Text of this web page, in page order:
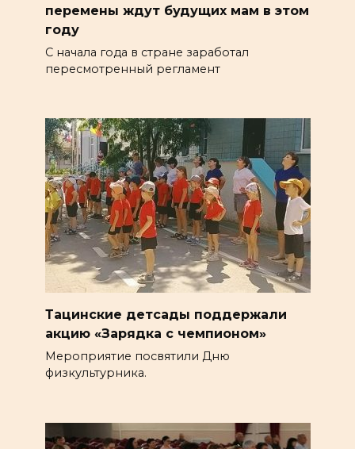
перемены ждут будущих мам в этом
году
С начала года в стране заработал
пересмотренный регламент
Тацинские детсады поддержали
акцию «Зарядка с чемпионом»
Мероприятие посвятили Дню
физкультурника.